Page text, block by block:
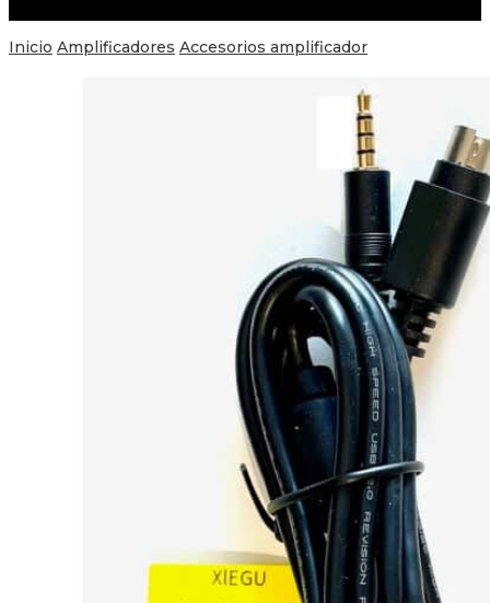
Inicio Amplificadores Accesorios amplificador